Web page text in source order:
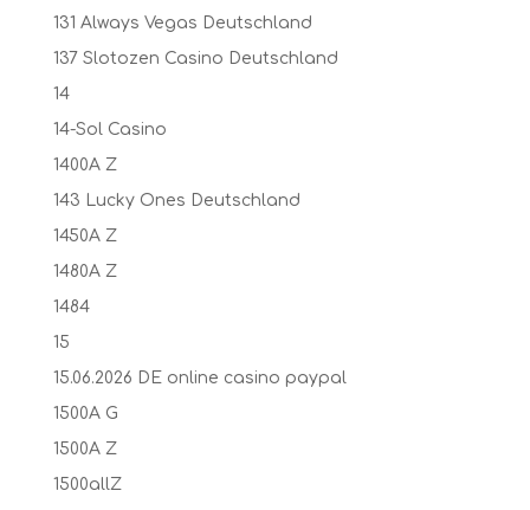
131 Always Vegas Deutschland
137 Slotozen Casino Deutschland
14
14-Sol Casino
1400A Z
143 Lucky Ones Deutschland
1450A Z
1480A Z
1484
15
15.06.2026 DE online casino paypal
1500A G
1500A Z
1500allZ